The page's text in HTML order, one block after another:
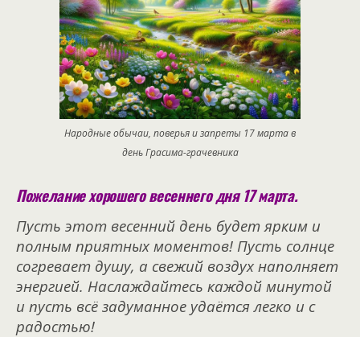
Народные обычаи, поверья и запреты 17 марта в
день Грасима-грачевника
Пожелание хорошего весеннего дня 17 марта.
Пусть этот весенний день будет ярким и
полным приятных моментов! Пусть солнце
согревает душу, а свежий воздух наполняет
энергией. Наслаждайтесь каждой минутой
и пусть всё задуманное удаётся легко и с
радостью!